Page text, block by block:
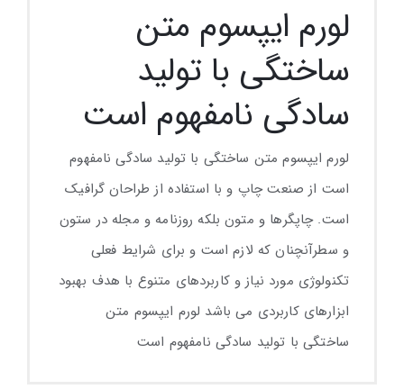
لورم ایپسوم متن
ساختگی با تولید
سادگی نامفهوم است
لورم ایپسوم متن ساختگی با تولید سادگی نامفهوم
است از صنعت چاپ و با استفاده از طراحان گرافیک
است. چاپگرها و متون بلکه روزنامه و مجله در ستون
و سطرآنچنان که لازم است و برای شرایط فعلی
تکنولوژی مورد نیاز و کاربردهای متنوع با هدف بهبود
ابزارهای کاربردی می باشد لورم ایپسوم متن
ساختگی با تولید سادگی نامفهوم است